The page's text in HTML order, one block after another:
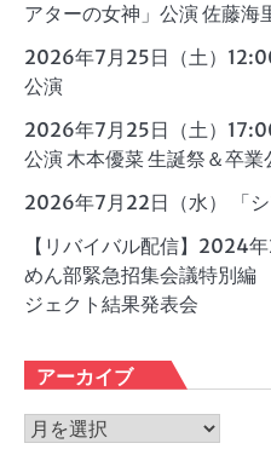
アターの女神」公演 佐藤海
2026年7月25日（土）
公演
2026年7月25日（土）
公演 木本優菜 生誕祭＆卒業
2026年7月22日（水） 「
【リバイバル配信】2024
めん部緊急招集会議特別
ジェクト結果発表会
アーカイブ
ア